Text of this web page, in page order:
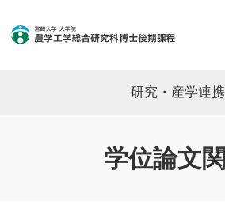
研究・産学連携
学位論文